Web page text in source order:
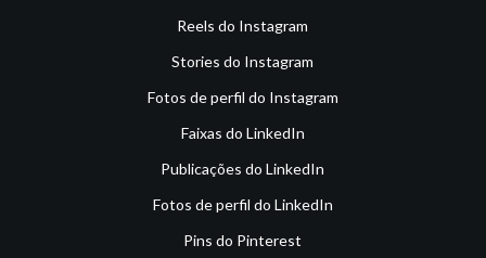
Reels do Instagram
Stories do Instagram
Fotos de perfil do Instagram
Faixas do LinkedIn
Publicações do LinkedIn
Fotos de perfil do LinkedIn
Pins do Pinterest